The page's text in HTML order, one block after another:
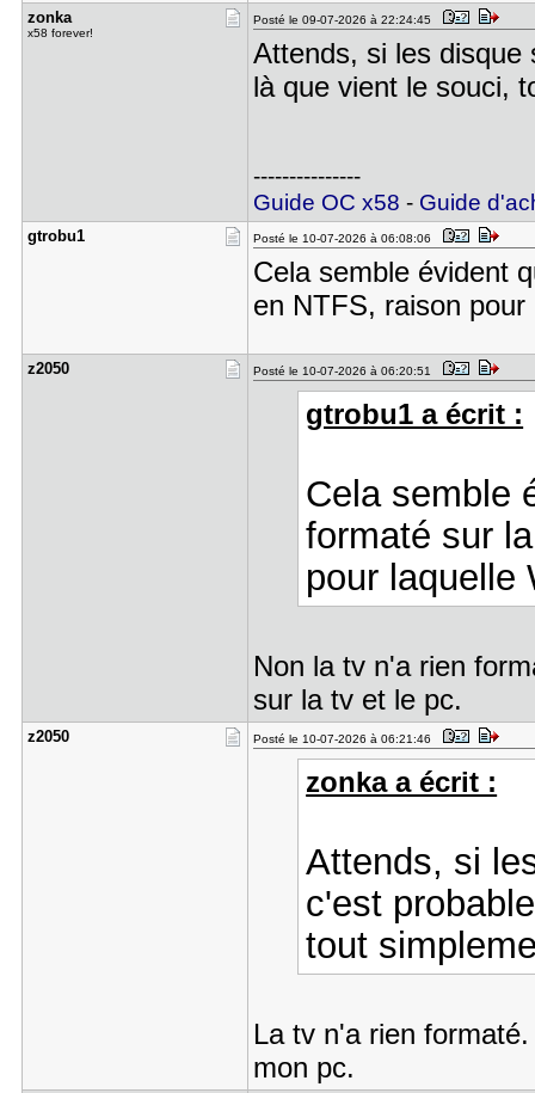
zonka
x58 forever!
Posté le 09-07-2026 à 22:24:45
Attends, si les disque
là que vient le souci,
---------------
Guide OC x58 - Guide
gtrobu1 Posté le 10-07-2026 à 06:08:06
Cela semble évident
en NTFS, raison
z2050 Posté le 10-07-2026 à 06:20:51
gtrobu1 a écrit :
Cela semble
formaté sur
pour laquelle
Non la tv n'a rien
sur la tv et le pc.
z2050 Posté le 10-07-2026 à 06:21:46
zonka a écrit :
Attends, si
c'est
tout
La tv n'a rien
mon pc.